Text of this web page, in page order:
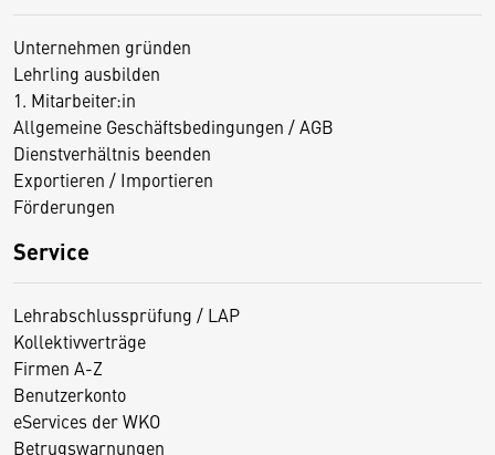
Unternehmen gründen
Lehrling ausbilden
1. Mitarbeiter:in
Allgemeine Geschäftsbedingungen / AGB
Dienstverhältnis beenden
Exportieren / Importieren
Förderungen
Service
Lehrabschlussprüfung / LAP
Kollektivverträge
Firmen A-Z
Benutzerkonto
eServices der WKO
Betrugswarnungen
D
s
e
S
e